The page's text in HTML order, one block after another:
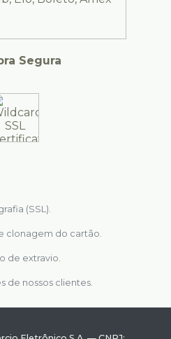
Segura
(SSL).
clonagem do cartão.
de extravio.
de nossos clientes.